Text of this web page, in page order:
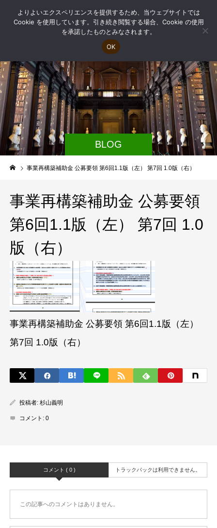
BLOG
事業再構築補助金 公募要領 第6回1.1版（左） 第7回 1.0版（右）
事業再構築補助金 公募要領
第6回1.1版（左） 第7回 1.0
版（右）
事業再構築補助金 公募要領 第6回1.1版（左）
第7回 1.0版（右）
投稿者: 杉山義明
コメント: 0
コメント ( 0 ) トラックバックは利用できません。
この記事へのコメントはありません。
よりよいエクスペリエンスを提供するため、当ウェブサイトでは
Cookie を使用しています。引き続き閲覧する場合、Cookie の使用
を承諾したものとみなされます。
OK